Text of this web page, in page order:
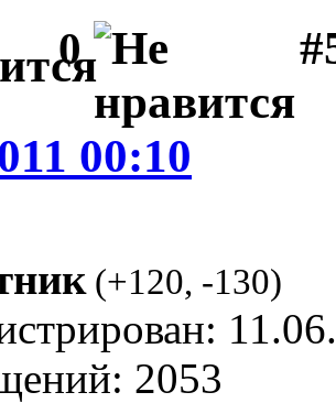
0
00:10
(+120, -130)
2053